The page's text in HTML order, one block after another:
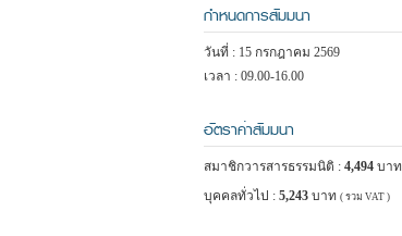
กำหนดการสัมมนา
วันที่ : 15 กรกฎาคม 2569
เวลา : 09.00-16.00
อัตราค่าสัมมนา
สมาชิกวารสารธรรมนิติ : 4,494 บาท
บุคคลทั่วไป : 5,243 บาท ( รวม VAT )